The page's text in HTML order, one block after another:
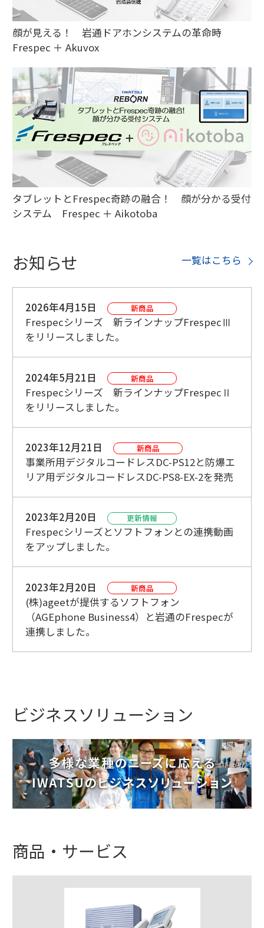
顔が見える！ 岩通ドアホンシステムの革命時
Frespec ＋ Akuvox
タブレットとFrespec奇跡の融合！ 顔が分かる受付
システム Frespec ＋ Aikotoba
お知らせ 一覧はこちら
2026年4月15日 新商品
Frespecシリーズ 新ラインナップFrespecⅢ
をリリースしました。
2024年5月21日 新商品
Frespecシリーズ 新ラインナップFrespecⅡ
をリリースしました。
2023年12月21日 新商品
事業所用デジタルコードレスDC-PS12と防爆エ
リア用デジタルコードレスDC-PS8-EX-2を発売
2023年2月20日 更新情報
Frespecシリーズとソフトフォンとの連携動画
をアップしました。
2023年2月20日 新商品
(株)ageetが提供するソフトフォン
（AGEphone Business4）と岩通のFrespecが
連携しました。
ビジネスソリューション
商品・サービス